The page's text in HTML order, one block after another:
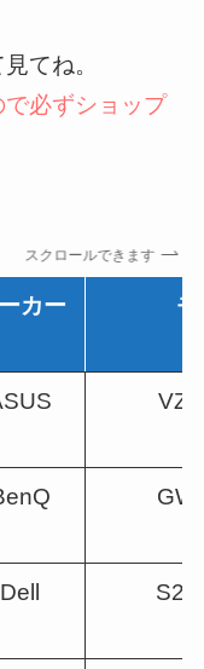
てね。
必ずショップ
スクロールできます
カー
Dell